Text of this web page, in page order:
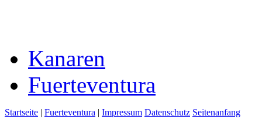
Kanaren
Fuerteventura
Startseite | Fuerteventura | Impressum Datenschutz Seitenanfang